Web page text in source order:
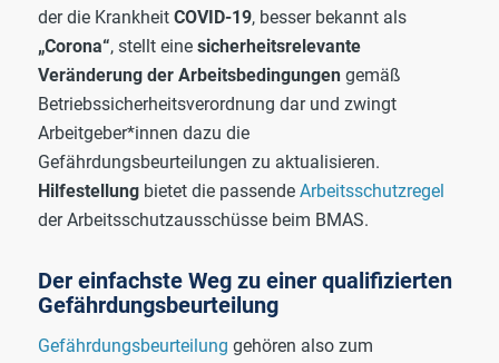
der die Krankheit COVID-19, besser bekannt als
„Corona“, stellt eine sicherheitsrelevante
Veränderung der Arbeitsbedingungengemäß
Betriebssicherheitsverordnung dar und zwingt
Arbeitgeber*innen dazu die
Gefährdungsbeurteilungen zu aktualisieren.
Hilfestellungbietet die passende Arbeitsschutzregel
der Arbeitsschutzausschüsse beim BMAS.
Der einfachste Weg zu einer qualifizierten
Gefährdungsbeurteilung
Gefährdungsbeurteilung gehören also zum